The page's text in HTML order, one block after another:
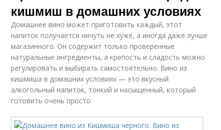
кишмиш в домашних условиях
Домашнее вино может приготовить каждый, этот
напиток получается ничуть не хуже, а иногда даже лучше
магазинного. Он содержит только проверенные
натуральные ингредиенты, а крепость и сладость можно
регулировать и выбирать самостоятельно. Вино из
кишмиша в домашних условиях — это вкусный
алкогольный напиток, тонкий и насыщенный, который
готовить очень просто.